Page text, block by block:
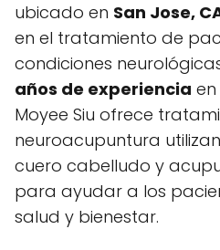
ubicado en San Jose,
en el tratamiento de
condiciones
años de experiencia
Moyee Siu ofrece
neuroacupuntura
cuero cabelludo y
para ayudar a los
salud y bienestar.